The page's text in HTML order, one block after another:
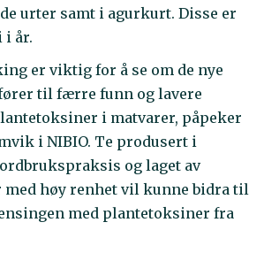
urter samt i agurkurt. Disse er
i år.
er viktig for å se om de nye
til færre funn og lavere
i matvarer, påpeker
i NIBIO. Te produsert i
og laget av
høy renhet vil kunne bidra til
med plantetoksiner fra